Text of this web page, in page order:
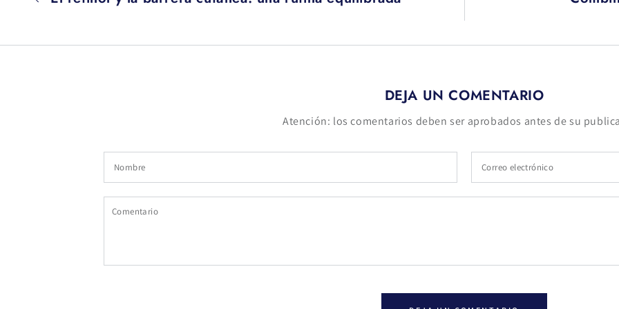
DEJA UN COMENTARIO
Atención: los comentarios deben ser aprobados antes de su
Nombre
electrónico
Comentario